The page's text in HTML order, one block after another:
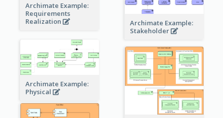
Archimate Example:
Requirements
Realization
Archimate Example:
Stakeholder
Archimate Example:
Physical